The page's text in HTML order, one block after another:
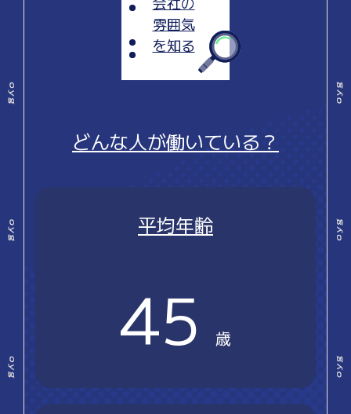
雰囲気
を知る
どんな人が働いている？
平均年齢
45 歳